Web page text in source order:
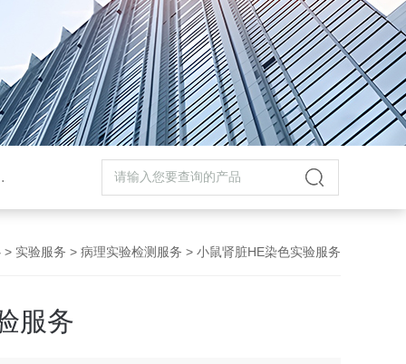
> 实验服务 > 病理实验检测服务 > 小鼠肾脏HE染色实验服务
服务